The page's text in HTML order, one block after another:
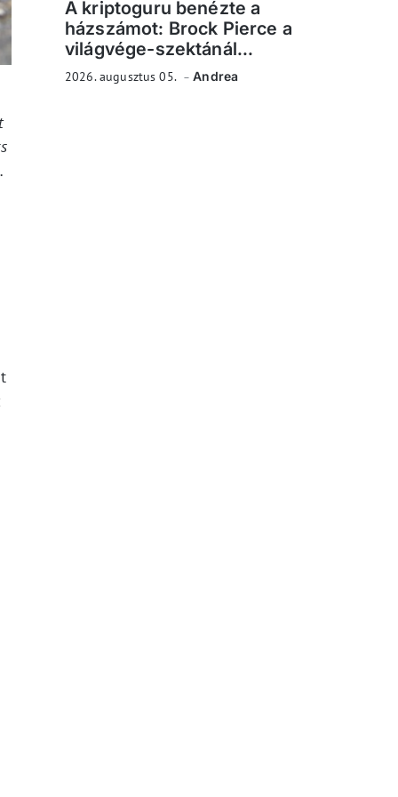
A kriptoguru benézte a
házszámot: Brock Pierce a
világvége-szektánál...
2026. augusztus 05. Andrea